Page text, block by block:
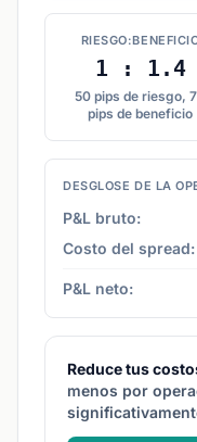
1 : 1.4
50 pips de riesgo,
pips de beneficio
DESGLOSE DE LA
P&L bruto:
Costo del spread:
P&L neto:
Reduce tus
menos por